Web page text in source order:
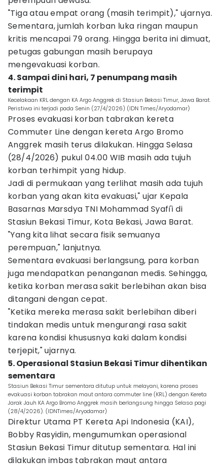
"Tiga atau empat orang (masih terimpit)," ujarnya.
Sementara, jumlah korban luka ringan maupun
kritis mencapai 79 orang. Hingga berita ini dimuat,
petugas gabungan masih berupaya
mengevakuasi korban.
4. Sampai dini hari, 7 penumpang masih
terimpit
Kecelakaan KRL dengan KA Argo Anggrek di Stasiun Bekasi Timur, Jawa Barat.
Peristiwa ini terjadi pada Senin (27/4/2026) (IDN Times/Aryodamar)
Proses evakuasi korban tabrakan kereta
Commuter Line dengan kereta Argo Bromo
Anggrek masih terus dilakukan. Hingga Selasa
(28/4/2026) pukul 04.00 WIB masih ada tujuh
korban terhimpit yang hidup.
Jadi di permukaan yang terlihat masih ada tujuh
korban yang akan kita evakuasi," ujar Kepala
Basarnas Marsdya TNI Mohammad Syafi'i di
Stasiun Bekasi Timur, Kota Bekasi, Jawa Barat.
"Yang kita lihat secara fisik semuanya
perempuan," lanjutnya.
Sementara evakuasi berlangsung, para korban
juga mendapatkan penanganan medis. Sehingga,
ketika korban merasa sakit berlebihan akan bisa
ditangani dengan cepat.
"Ketika mereka merasa sakit berlebihan diberi
tindakan medis untuk mengurangi rasa sakit
karena kondisi khususnya kaki dalam kondisi
terjepit," ujarnya.
5. Operasional Stasiun Bekasi Timur dihentikan
sementara
Stasiun Bekasi Timur sementara ditutup untuk melayani, karena proses
evakuasi korban tabrakan maut antara commuter line (KRL) dengan Kereta
Jarak Jauh KA Argo Bromo Anggrek masih berlangsung hingga Selasa pagi
(28/4/2026). (IDNTimes/Aryodamar)
Direktur Utama PT Kereta Api Indonesia (KAI),
Bobby Rasyidin, mengumumkan operasional
Stasiun Bekasi Timur ditutup sementara. Hal ini
dilakukan imbas tabrakan maut antara